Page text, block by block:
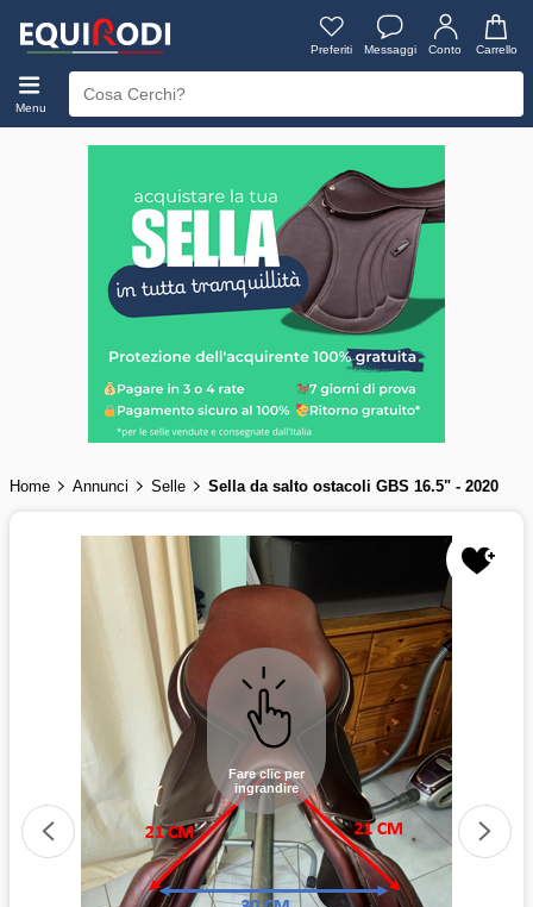
Preferiti Messaggi Conto Carrello
Menu
Home Annunci Selle Sella da salto ostacoli GBS 16.5" - 2020
Fare clic per
ingrandire